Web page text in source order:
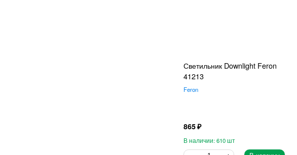
Светильник Downlight Feron
41213
Feron
865
610